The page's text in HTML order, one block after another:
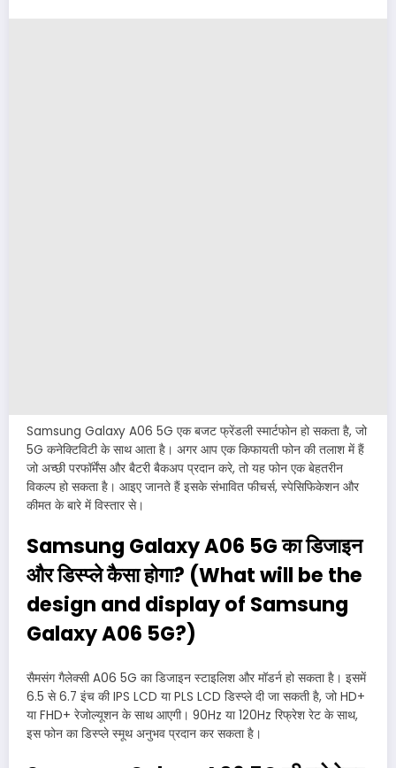
Samsung Galaxy A06 5G एक बजट फ्रेंडली स्मार्टफोन हो सकता है, जो
5G कनेक्टिविटी के साथ आता है। अगर आप एक किफायती फोन की तलाश में हैं
जो अच्छी परफॉर्मेंस और बैटरी बैकअप प्रदान करे, तो यह फोन एक बेहतरीन
विकल्प हो सकता है। आइए जानते हैं इसके संभावित फीचर्स, स्पेसिफिकेशन और
कीमत के बारे में विस्तार से।
Samsung Galaxy A06 5G का डिजाइन
और डिस्प्ले कैसा होगा? (What will be the
design and display of Samsung
Galaxy A06 5G?)
सैमसंग गैलेक्सी A06 5G का डिजाइन स्टाइलिश और मॉडर्न हो सकता है। इसमें
6.5 से 6.7 इंच की IPS LCD या PLS LCD डिस्प्ले दी जा सकती है, जो HD+
या FHD+ रेजोल्यूशन के साथ आएगी। 90Hz या 120Hz रिफ्रेश रेट के साथ,
इस फोन का डिस्प्ले स्मूथ अनुभव प्रदान कर सकता है।